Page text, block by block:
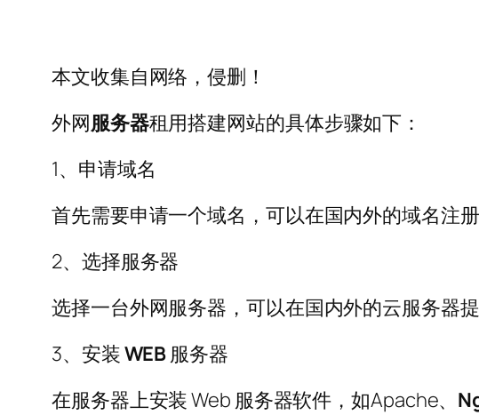
本文收集自网络，侵删！
外网服务器租用搭建网站的具体步骤如下：
1、申请域名
首先需要申请一个域名，可以在国内外的域名注册
2、选择服务器
选择一台外网服务器，可以在国内外的云服务器提
3、安装WEB服务器
在服务器上安装 Web 服务器软件，如Apache、